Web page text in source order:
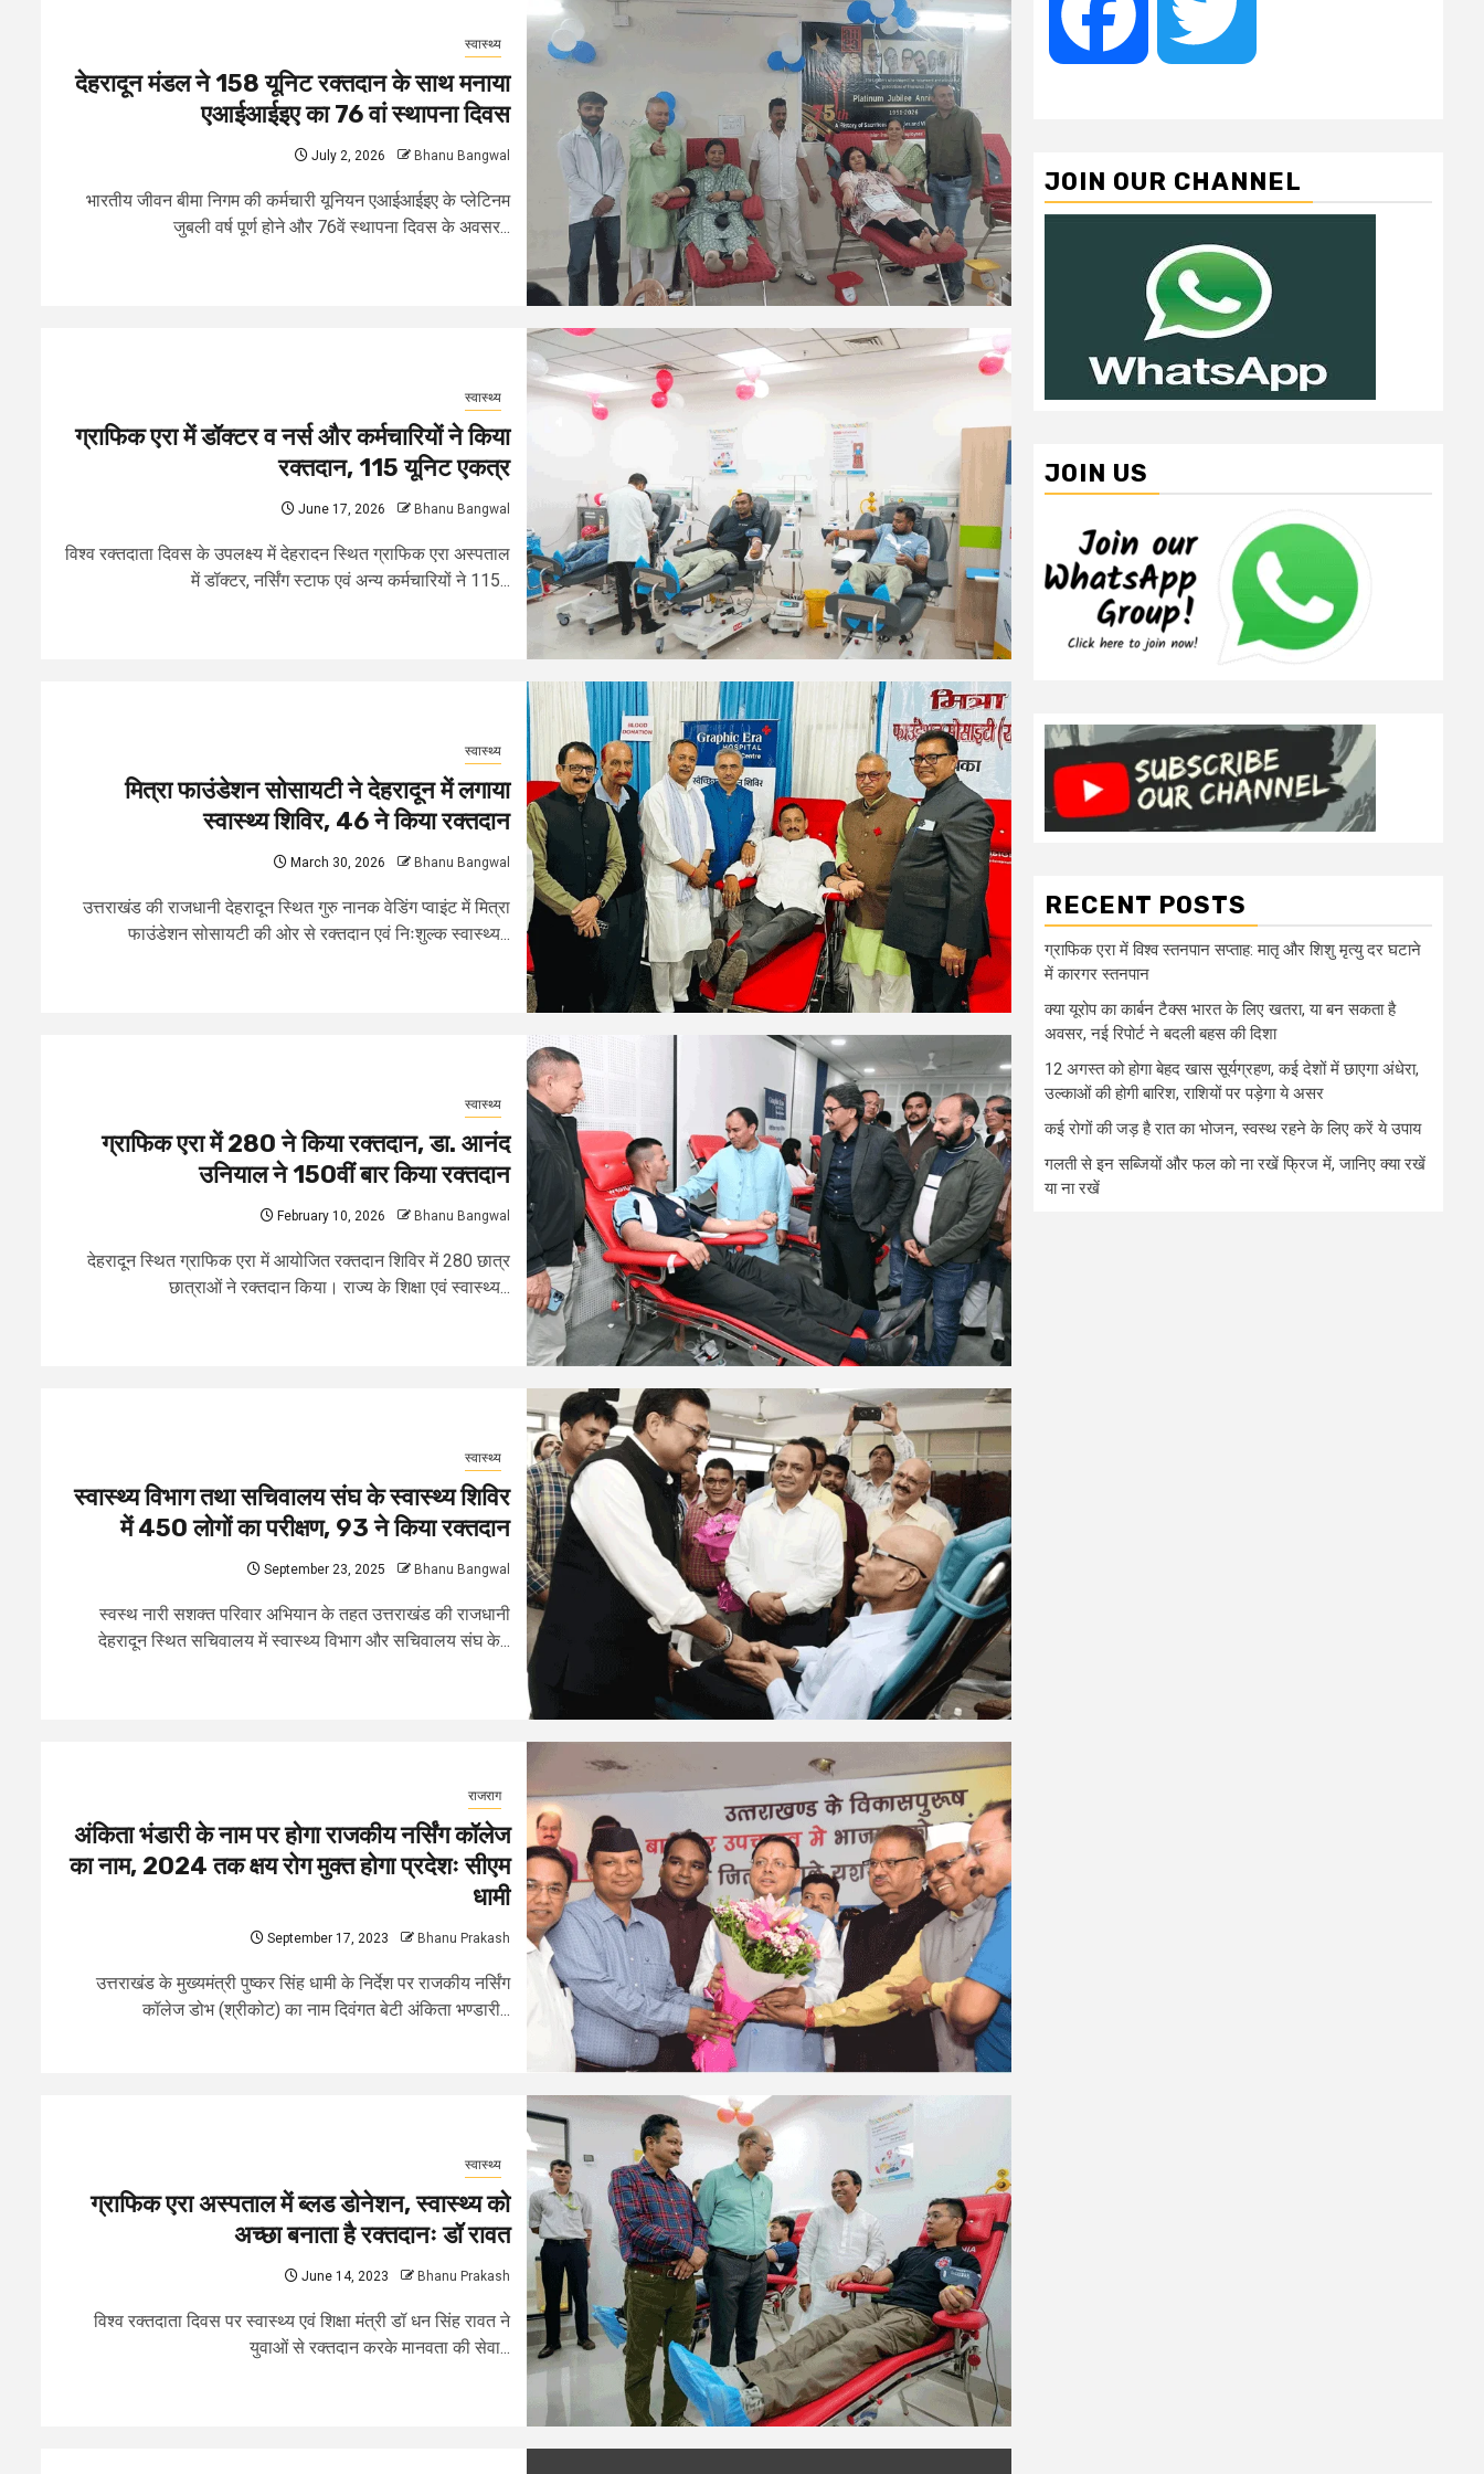
स्वास्थ्य
देहरादून मंडल ने 158 यूनिट रक्तदान के साथ मनाया
एआईआईइए का 76 वां स्थापना दिवस
July 2, 2026 Bhanu Bangwal
भारतीय जीवन बीमा निगम की कर्मचारी यूनियन एआईआईइए के प्लेटिनम
जुबली वर्ष पूर्ण होने और 76वें स्थापना दिवस के अवसर...
स्वास्थ्य
ग्राफिक एरा में डॉक्टर व नर्स और कर्मचारियों ने किया
रक्तदान, 115 यूनिट एकत्र
June 17, 2026 Bhanu Bangwal
विश्व रक्तदाता दिवस के उपलक्ष्य में देहरादन स्थित ग्राफिक एरा अस्पताल
में डॉक्टर, नर्सिंग स्टाफ एवं अन्य कर्मचारियों ने 115...
स्वास्थ्य
मित्रा फाउंडेशन सोसायटी ने देहरादून में लगाया
स्वास्थ्य शिविर, 46 ने किया रक्तदान
March 30, 2026 Bhanu Bangwal
उत्तराखंड की राजधानी देहरादून स्थित गुरु नानक वेडिंग प्वाइंट में मित्रा
फाउंडेशन सोसायटी की ओर से रक्तदान एवं निःशुल्क स्वास्थ्य...
स्वास्थ्य
ग्राफिक एरा में 280 ने किया रक्तदान, डा. आनंद
उनियाल ने 150वीं बार किया रक्तदान
February 10, 2026 Bhanu Bangwal
देहरादून स्थित ग्राफिक एरा में आयोजित रक्तदान शिविर में 280 छात्र
छात्राओं ने रक्तदान किया। राज्य के शिक्षा एवं स्वास्थ्य...
स्वास्थ्य
स्वास्थ्य विभाग तथा सचिवालय संघ के स्वास्थ्य शिविर
में 450 लोगों का परीक्षण, 93 ने किया रक्तदान
September 23, 2025 Bhanu Bangwal
स्वस्थ नारी सशक्त परिवार अभियान के तहत उत्तराखंड की राजधानी
देहरादून स्थित सचिवालय में स्वास्थ्य विभाग और सचिवालय संघ के...
राजराग
अंकिता भंडारी के नाम पर होगा राजकीय नर्सिंग कॉलेज
का नाम, 2024 तक क्षय रोग मुक्त होगा प्रदेशः सीएम
धामी
September 17, 2023 Bhanu Prakash
उत्तराखंड के मुख्यमंत्री पुष्कर सिंह धामी के निर्देश पर राजकीय नर्सिंग
कॉलेज डोभ (श्रीकोट) का नाम दिवंगत बेटी अंकिता भण्डारी...
स्वास्थ्य
ग्राफिक एरा अस्पताल में ब्लड डोनेशन, स्वास्थ्य को
अच्छा बनाता है रक्तदानः डॉ रावत
June 14, 2023 Bhanu Prakash
विश्व रक्तदाता दिवस पर स्वास्थ्य एवं शिक्षा मंत्री डॉ धन सिंह रावत ने
युवाओं से रक्तदान करके मानवता की सेवा...
Facebook
JOIN OUR CHANNEL
JOIN US
RECENT POSTS
ग्राफिक एरा में विश्व स्तनपान सप्ताह: मातृ और शिशु मृत्यु दर घटाने
में कारगर स्तनपान
क्या यूरोप का कार्बन टैक्स भारत के लिए खतरा, या बन सकता है
अवसर, नई रिपोर्ट ने बदली बहस की दिशा
12 अगस्त को होगा बेहद खास सूर्यग्रहण, कई देशों में छाएगा अंधेरा,
उल्काओं की होगी बारिश, राशियों पर पड़ेगा ये असर
कई रोगों की जड़ है रात का भोजन, स्वस्थ रहने के लिए करें ये उपाय
गलती से इन सब्जियों और फल को ना रखें फ्रिज में, जानिए क्या रखें
या ना रखें